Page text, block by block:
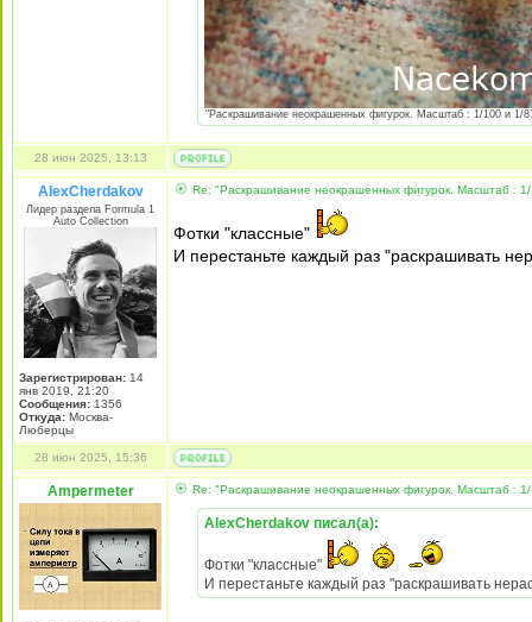
"Раскрашивание неокрашенных фигурок. Масштаб : 1/100 и 1/
28 июн 2025, 13:13
AlexCherdakov
Лидер раздела Formula 1
Auto Collection
Зарегистрирован: 14
янв 2019, 21:20
Сообщения: 1356
Откуда: Москва-
Люберцы
Re: "Раскрашивание неокрашенных фигурок. Масштаб :
Фотки "классные"
И перестаньте каждый раз "раскрашивать
28 июн 2025, 15:36
Ampermeter Re: "Раскрашивание неокрашенных фигурок. Масштаб :
AlexCherdakov писал(а):
Фотки "классные"
И перестаньте каждый раз "раскрашивать